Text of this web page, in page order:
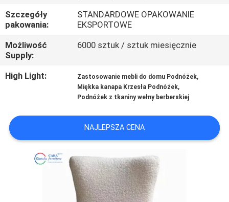
KONTROLA
JAKOŚCI
SKONTAKTUJ
SIĘ
NAMI
AKTUALNOŚCI
Szczegóły
pakowania:
STANDARDOWE OPAKOWANIE
EKSPORTOWE
Możliwość
Supply:
6000 sztuk / sztuk miesięcznie
High Light: Zastosowanie mebli do domu Podnóżek,
Miękka kanapa Krzesła Podnóżek,
Podnóżek z tkaniny wełny berberskiej
NAJLEPSZA CENA